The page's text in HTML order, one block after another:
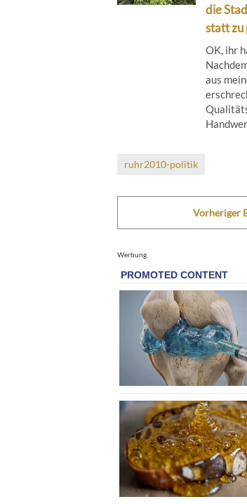
die
statt zu
OK, ihr
aus
ruhr2010-politik
Vorheriger
Werbung